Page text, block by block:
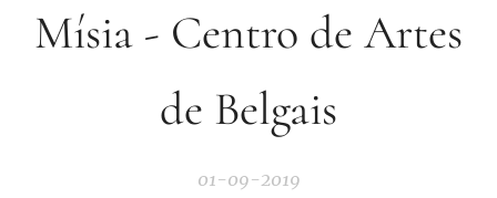
Mísia - Centro de Artes
de Belgais
01-09-2019